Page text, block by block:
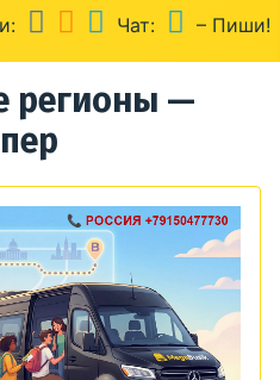
Чат: – Пиши!
регионы —